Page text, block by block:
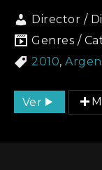
Director /
Genres /
2010,
Ver